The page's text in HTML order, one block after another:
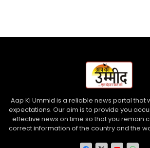
Aap Ki Ummid is a reliable news portal that
expectations. Our aim is to provide you
effective news on time so that you remain
correct information of the country and the